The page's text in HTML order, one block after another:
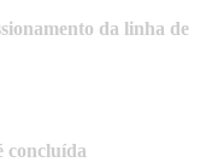
da linha de
concluída